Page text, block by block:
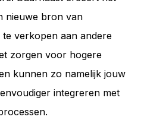
nieuwe bron van
verkopen aan andere
zorgen voor hogere
kunnen zo namelijk jouw
integreren met